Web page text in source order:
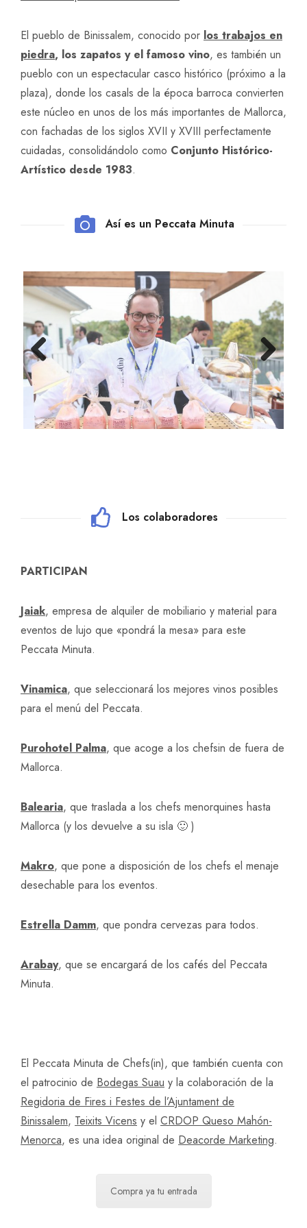
El pueblo de Binissalem, conocido por los trabajos en
piedra, los zapatos y el famoso vino, es también un
pueblo con un espectacular casco histórico (próximo a la
plaza), donde los casals de la época barroca convierten
este núcleo en unos de los más importantes de Mallorca,
con fachadas de los siglos XVII y XVIII perfectamente
cuidadas, consolidándolo como Conjunto Histórico-
Artístico desde 1983.
Así es un Peccata Minuta
Previ
ous
Next
Jaiak, empresa de alquiler de mobiliario y material para
eventos de lujo que «pondrá la mesa» para este
Vinamica, que seleccionará los mejores vinos posibles
para el menú del Peccata.
Purohotel Palma, que acoge a los chefsin de fuera de
Balearia, que traslada a los chefs menorquines hasta
Mallorca (y los devuelve a su isla 🙂 )
Makro, que pone a disposición de los chefs el menaje
desechable para los eventos.
Estrella Damm, que pondra cervezas para todos.
Arabay, que se encargará de los cafés del Peccata
El Peccata Minuta de Chefs(in), que también cuenta con
el patrocinio de Bodegas Suauy la colaboración de la
Regidoria de Fires i Festes de l’Ajuntament de
Binissalem, Teixits Vicens y elCRDOP Queso Mahón-
Menorca, es una idea original de Deacorde Marketing